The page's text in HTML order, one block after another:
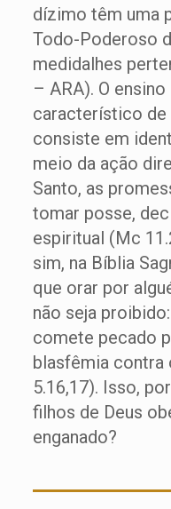
dízimo têm uma
Todo-Poderoso
medidalhes
– ARA). O
característico de
consiste em
meio da ação
Santo, as
tomar posse,
espiritual (Mc
sim, na Bíblia
que orar por
não seja
comete pecado
blasfêmia contra
5.16,17). Isso,
filhos de Deus
enganado?